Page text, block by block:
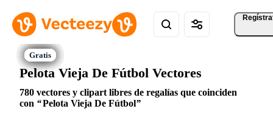
Pelota Vieja De Fútbol Vectores
780 vectores y clipart libres de regalías que coinciden
con
Pelota Vieja De Fútbol